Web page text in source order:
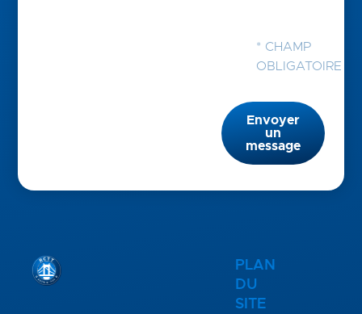
* CHAMP
OBLIGATOIRE
Envoyer
un
message
PLAN
DU
SITE